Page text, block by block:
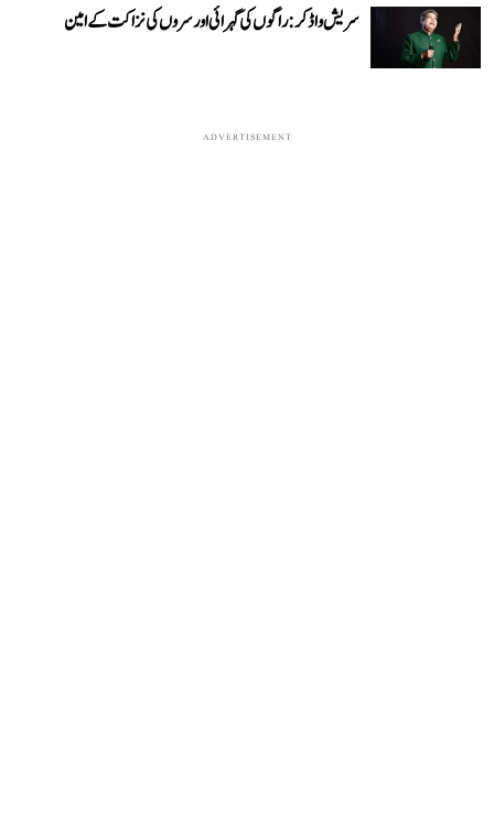
سریش واڈکر: راگوں کی گہرائی اور سروں کی نزاکت کے امین
ADVERTISEMENT